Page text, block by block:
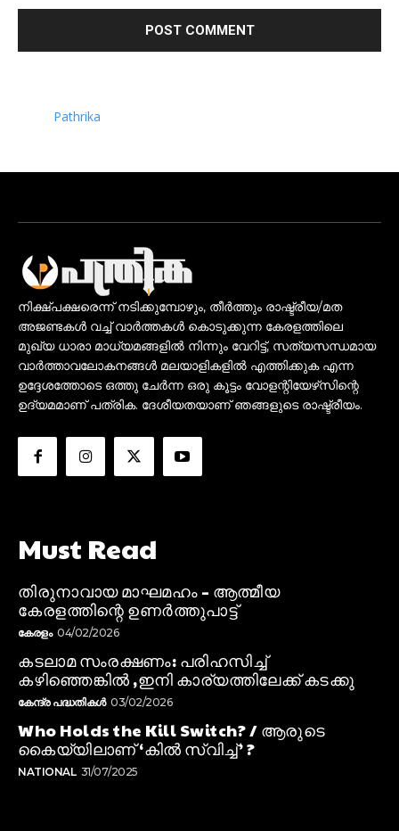
Pathrika
നിക്ഷ്പക്ഷരെന്ന് നടിക്കുമ്പോഴും, തീർത്തും രാഷ്ട്രീയ/മത
അജണ്ടകൾ വച്ച് വാർത്തകൾ കൊടുക്കുന്ന കേരളത്തിലെ
മുഖ്യ ധാരാ മാധ്യമങ്ങളിൽ നിന്നും വേറിട്ട്, സത്യസന്ധമായ
വാർത്താവലോകനങ്ങൾ മലയാളികളിൽ എത്തിക്കുക എന്ന
ഉദ്ദേശത്തോടെ ഒത്തു ചേർന്ന ഒരു കൂട്ടം വോളന്റിയേഴ്‌സിന്റെ
ഉദ്യമമാണ് പത്രിക. ദേശീയതയാണ് ഞങ്ങളുടെ രാഷ്ട്രീയം.
Must Read
തിരുനാവായ മാഘമഹം – ആത്മീയ
കേരളത്തിന്റെ ഉണർത്തുപാട്ട്
കേരളം 04/02/2026
കടലാമ സംരക്ഷണം: പരിഹസിച്ച്
കഴിഞ്ഞെങ്കിൽ ,ഇനി കാര്യത്തിലേക്ക് കടക്കു
കേന്ദ്ര പദ്ധതികൾ 03/02/2026
Who Holds the Kill Switch? / ആരുടെ
കൈയ്യിലാണ് ‘കിൽ സ്വിച്ച്’ ?
NATIONAL 31/07/2025